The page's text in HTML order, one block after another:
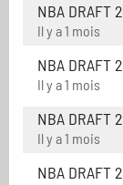
NBA DRAFT
Il y a 1 mois
NBA DRAFT
Il y a 1 mois
NBA DRAFT
Il y a 1 mois
NBA DRAFT